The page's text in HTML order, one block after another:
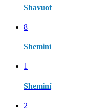
Shavuot
8
Sheminí
1
Sheminí
2